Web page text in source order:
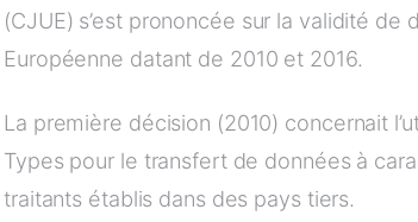
(CJUE) s’est prononcée sur la validité
Européenne datant de 2010 et 2016.
La première décision (2010) concernait
Types pour le transfert de données à
traitants établis dans des pays tiers.